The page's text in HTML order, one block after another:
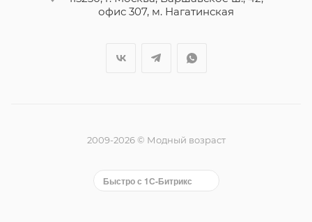
офис 307, м. Нагатинская
2009-2026 © Модный возраст
Быстро с 1С-Битрикс